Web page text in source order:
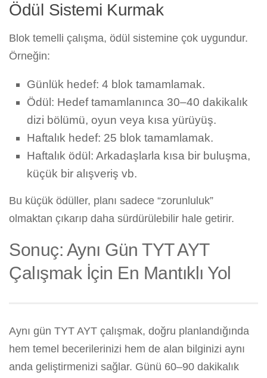
Ödül Sistemi Kurmak
Blok temelli çalışma, ödül sistemine çok uygundur.
Örneğin:
Günlük hedef: 4 blok tamamlamak.
Ödül: Hedef tamamlanınca 30–40 dakikalık
dizi bölümü, oyun veya kısa yürüyüş.
Haftalık hedef: 25 blok tamamlamak.
Haftalık ödül: Arkadaşlarla kısa bir buluşma,
küçük bir alışveriş vb.
Bu küçük ödüller, planı sadece “zorunluluk”
olmaktan çıkarıp daha sürdürülebilir hale getirir.
Sonuç: Aynı Gün TYT AYT
Çalışmak İçin En Mantıklı Yol
Aynı gün TYT AYT çalışmak, doğru planlandığında
hem temel becerilerinizi hem de alan bilginizi aynı
anda geliştirmenizi sağlar. Günü 60–90 dakikalık